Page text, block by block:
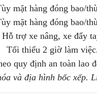
mặt hàng đóng bao/
mặt hàng đóng bao/
Hỗ trợ xe nâng, xe đẩy
Tối thiểu 2 giờ làm
quy định an toàn lao
và địa hình bốc xếp.